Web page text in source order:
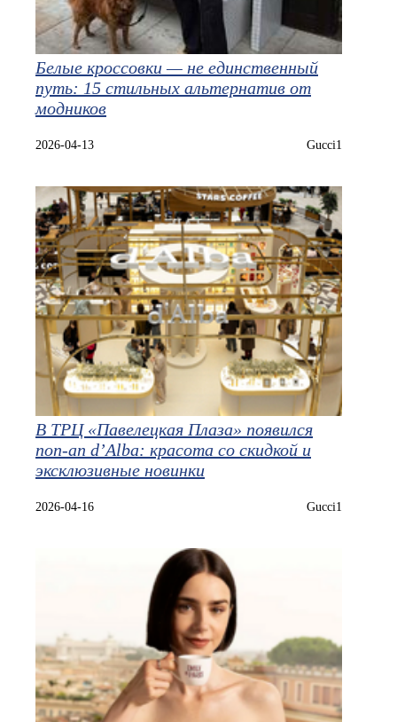
Белые кроссовки — не единственный
путь: 15 стильных альтернатив от
модников
2026-04-13 Gucci1
В ТРЦ «Павелецкая Плаза» появился
поп-ап d’Alba: красота со скидкой и
эксклюзивные новинки
2026-04-16 Gucci1